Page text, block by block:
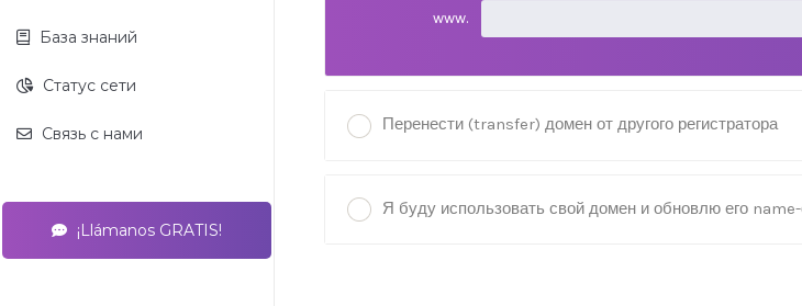
База знаний
Статус сети
Связь с нами
¡Llámanos GRATIS!
www.
Перенести (transfer) домен от другого регистратора
Я буду использовать свой домен и обновлю его